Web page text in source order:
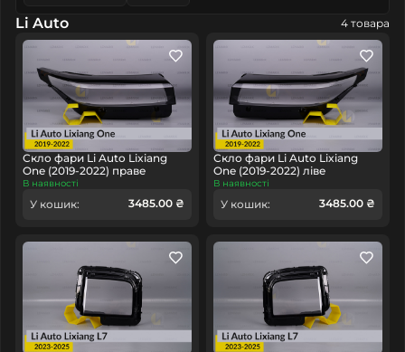
Li Auto 4 товара
Скло фари Li Auto Lixiang
One (2019-2022) праве
В наявності
У кошик: 3485.00 ₴
Скло фари Li Auto Lixiang
One (2019-2022) ліве
В наявності
У кошик: 3485.00 ₴